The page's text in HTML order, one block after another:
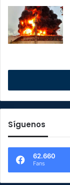
Síguenos
62.660
Fans